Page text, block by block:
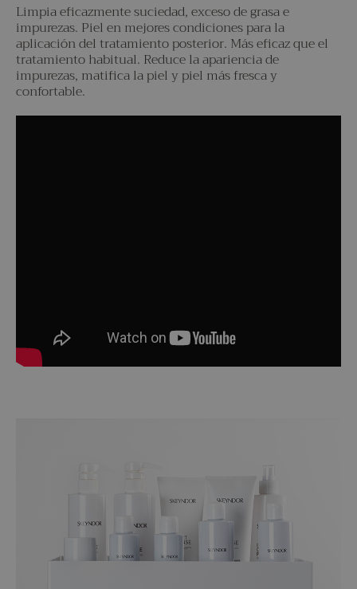
Limpia eficazmente suciedad, exceso de grasa e
impurezas. Piel en mejores condiciones para la
aplicación del tratamiento posterior. Más eficaz que el
tratamiento habitual. Reduce la apariencia de
impurezas, matifica la piel y piel más fresca y
confortable.